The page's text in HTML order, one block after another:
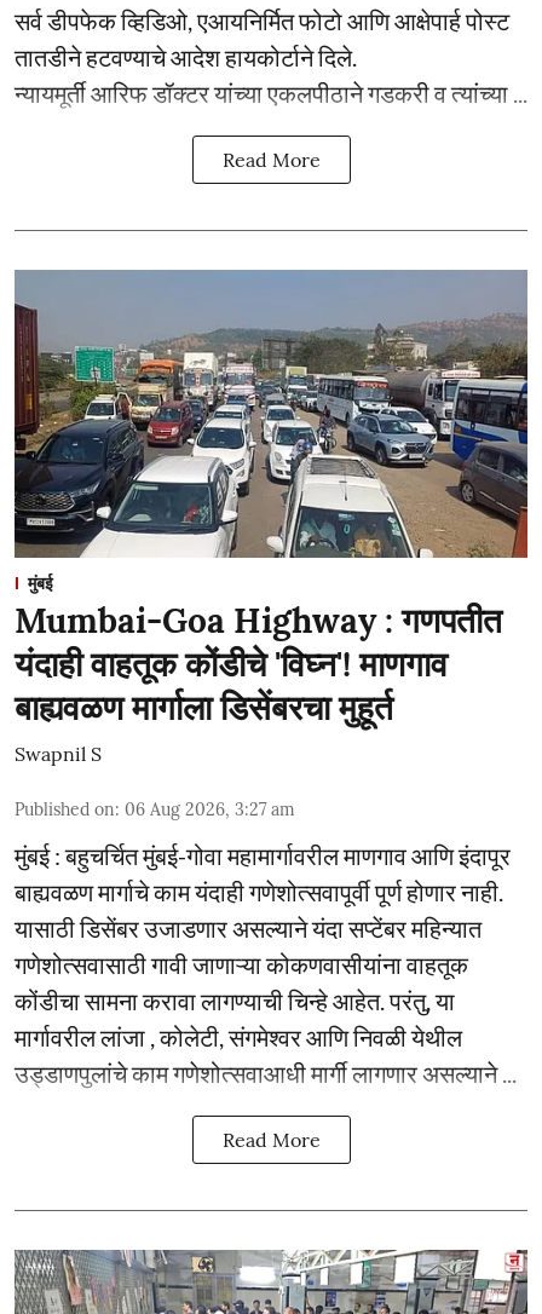
सर्व डीपफेक व्हिडिओ, एआयनिर्मित फोटो आणि आक्षेपार्ह पोस्ट
तातडीने हटवण्याचे आदेश हायकोर्टाने दिले.
न्यायमूर्ती आरिफ डॉक्टर यांच्या एकलपीठाने गडकरी व त्यांच्या ...
Read More
मुंबई
Mumbai-Goa Highway : गणपतीत
यंदाही वाहतूक कोंडीचे 'विघ्न'! माणगाव
बाह्यवळण मार्गाला डिसेंबरचा मुहूर्त
Swapnil S
Published on: 06 Aug 2026, 3:27 am
मुंबई : बहुचर्चित मुंबई-गोवा महामार्गावरील माणगाव आणि इंदापूर
बाह्यवळण मार्गाचे काम यंदाही गणेशोत्सवापूर्वी पूर्ण होणार नाही.
यासाठी डिसेंबर उजाडणार असल्याने यंदा सप्टेंबर महिन्यात
गणेशोत्सवासाठी गावी जाणाऱ्या कोकणवासीयांना वाहतूक
कोंडीचा सामना करावा लागण्याची चिन्हे आहेत. परंतु, या
मार्गावरील लांजा , कोलेटी, संगमेश्वर आणि निवळी येथील
उड्डाणपुलांचे काम गणेशोत्सवाआधी मार्गी लागणार असल्याने ...
Read More